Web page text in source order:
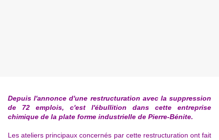
Depuis l'annonce d'une restructuration avec la suppression
de 72 emplois, c'est l'ébullition dans cette entreprise
chimique de la plate forme industrielle de Pierre-Bénite.
Les ateliers principaux concernés par cette restructuration ont fait